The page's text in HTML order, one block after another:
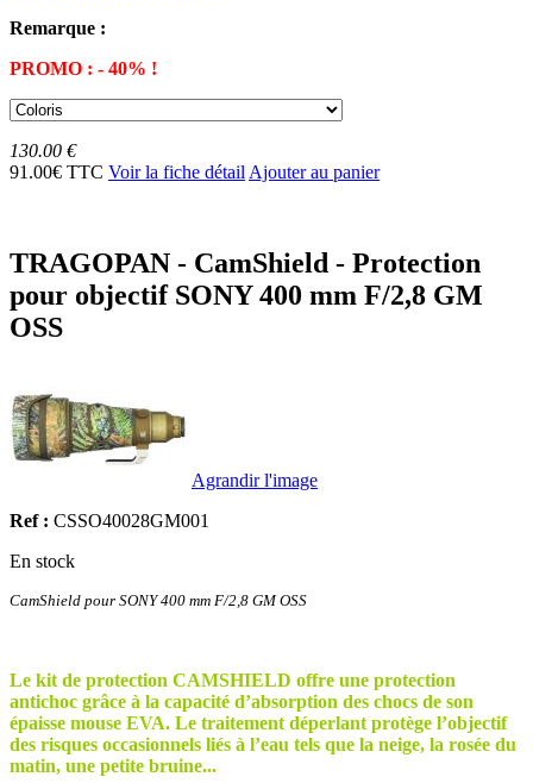
Remarque :
PROMO : - 40% !
130.00 €
91.00€ TTC Voir la fiche détail Ajouter au panier
TRAGOPAN - CamShield - Protection
pour objectif SONY 400 mm F/2,8 GM
OSS
Agrandir l'image
Ref : CSSO40028GM001
En stock
CamShield pour SONY 400 mm F/2,8 GM OSS
Le kit de protection CAMSHIELD offre une protection
antichoc grâce à la capacité d’absorption des chocs de son
épaisse mouse EVA. Le traitement déperlant protège l’objectif
des risques occasionnels liés à l’eau tels que la neige, la rosée du
matin, une petite bruine...